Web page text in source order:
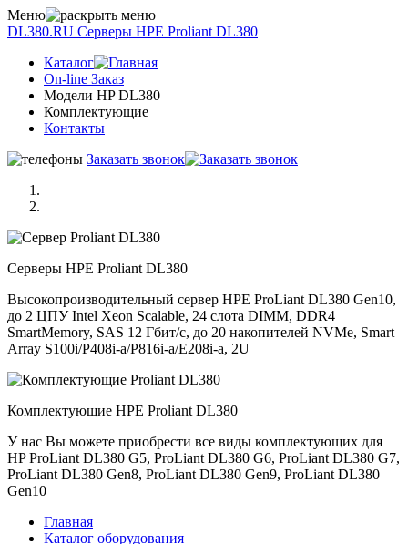
Меню
DL380.RU Серверы НРE Prоliаnt DL380
Каталог
On-line Заказ
Модели HP DL380
Комплектующие
Контакты
Заказать звонок
Серверы НРE Prоliаnt DL380
Высокопроизводительный сервер HPE ProLiant DL380 Gen10,
до 2 ЦПУ Intel Xeon Scalable, 24 слота DIMM, DDR4
SmartMemory, SAS 12 Гбит/с, до 20 накопителей NVMe, Smart
Array S100i/P408i-a/P816i-a/E208i-a, 2U
Комплектующие НРE Prоliаnt DL380
У нас Вы можете приобрести все виды комплектующих для
HP ProLiant DL380 G5, ProLiant DL380 G6, ProLiant DL380 G7,
ProLiant DL380 Gen8, ProLiant DL380 Gen9, ProLiant DL380
Gen10
Главная
Каталог оборудования